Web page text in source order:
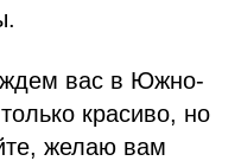
вас в Южно-
красиво, но
желаю вам